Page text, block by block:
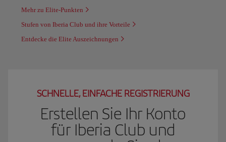
Mehr zu Elite-Punkten
Stufen von Iberia Club und ihre Vorteile
Entdecke die Elite Auszeichnungen
SCHNELLE, EINFACHE REGISTRIERUNG
Erstellen Sie Ihr Konto
für Iberia Club und